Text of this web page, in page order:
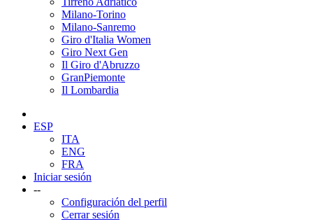
Milano-Torino
Milano-Sanremo
Giro d'Italia Women
Giro Next Gen
Il Giro d'Abruzzo
GranPiemonte
Il Lombardia
ESP
ITA
ENG
FRA
Iniciar sesión
--
Configuración del perfil
Cerrar sesión